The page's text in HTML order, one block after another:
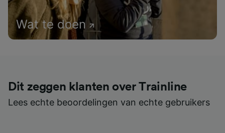
Wat te doen
Dit zeggen klanten over Trainline
Lees echte beoordelingen van echte gebruikers